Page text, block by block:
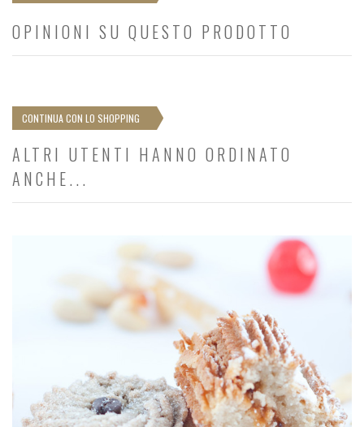
OPINIONI SU QUESTO PRODOTTO
CONTINUA CON LO SHOPPING
ALTRI UTENTI HANNO ORDINATO
ANCHE...